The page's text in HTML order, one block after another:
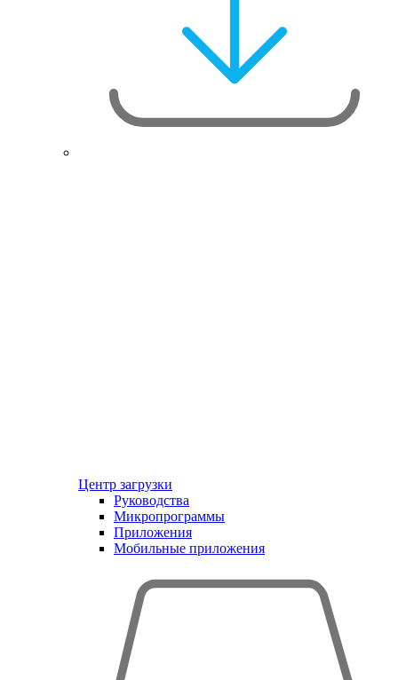
Центр загрузки
Руководства
Микропрограммы
Приложения
Мобильные приложения